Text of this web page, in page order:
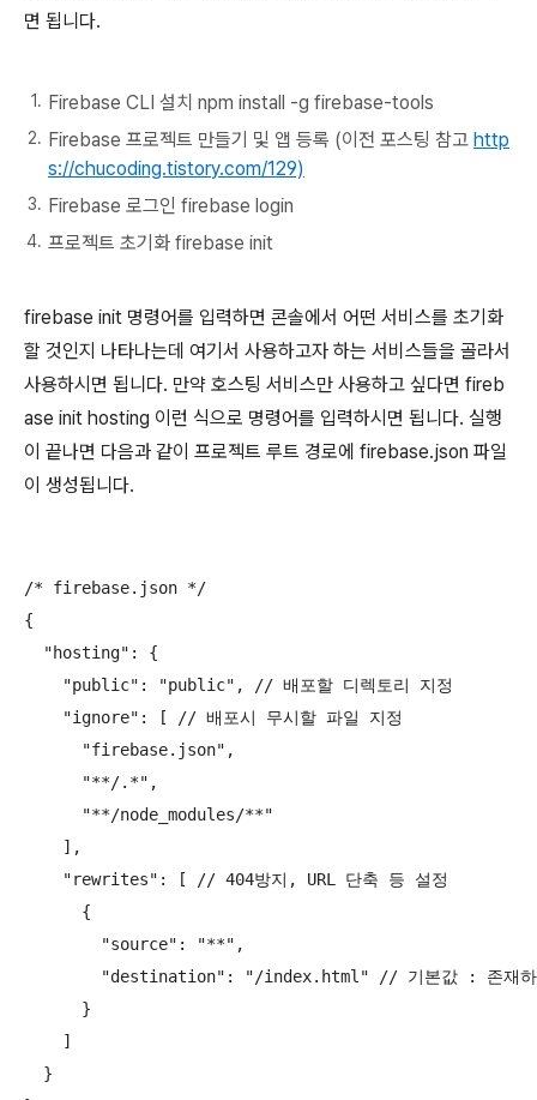
면 됩니다.
Firebase CLI 설치 npm install -g firebase-tools
Firebase 프로젝트 만들기 및 앱 등록 (이전 포스팅 참고 http
s://chucoding.tistory.com/129)
Firebase 로그인 firebase login
프로젝트 초기화 firebase init
firebase init 명령어를 입력하면 콘솔에서 어떤 서비스를 초기화
할 것인지 나타나는데 여기서 사용하고자 하는 서비스들을 골라서
사용하시면 됩니다. 만약 호스팅 서비스만 사용하고 싶다면 fireb
ase init hosting 이런 식으로 명령어를 입력하시면 됩니다. 실행
이 끝나면 다음과 같이 프로젝트 루트 경로에 firebase.json 파일
이 생성됩니다.
/* firebase.json */
{
  "hosting": {
    "public": "public", // 배포할 디렉토리 지정
    "ignore": [ // 배포시 무시할 파일 지정
      "firebase.json",
      "**/.*",
      "**/node_modules/**"
    ],
    "rewrites": [ // 404방지, URL 단축 등 설정
      {
        "source": "**",
"destination": "/index.html" // 기본값 : 존재하
      }
    ]
  }